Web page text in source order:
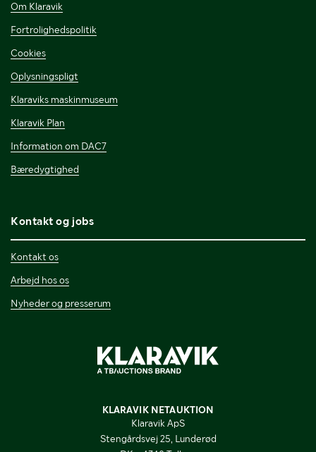
Om Klaravik
Fortrolighedspolitik
Cookies
Oplysningspligt
Klaraviks maskinmuseum
Klaravik Plan
Information om DAC7
Bæredygtighed
Kontakt og jobs
Kontakt os
Arbejd hos os
Nyheder og presserum
KLARAVIK NETAUKTION
Klaravik ApS
Stengårdsvej 25, Lunderød